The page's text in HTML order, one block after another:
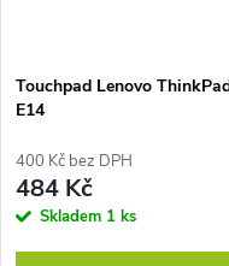
Touchpad Lenovo
E14
400 Kč bez DPH
484 Kč
Skladem 1 ks